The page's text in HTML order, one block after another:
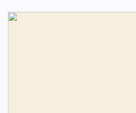
กัน กองทุนรวมแบบจ่ายปันผล กองทุนร
อธิบายให้เข้าใจง่าย ๆ คือช่วงเวลาที่เราล